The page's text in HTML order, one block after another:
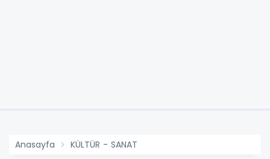
Anasayfa KÜLTÜR - SANAT